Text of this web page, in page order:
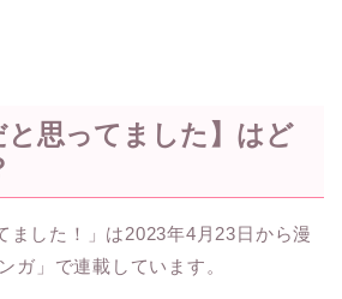
と思ってました】はど
ました！」は2023年4月23日から漫
ガ」で連載しています。